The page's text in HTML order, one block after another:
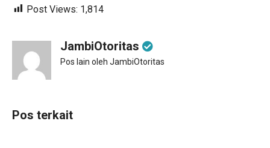
Post Views: 1,814
JambiOtoritas
Pos lain oleh JambiOtoritas
Pos terkait